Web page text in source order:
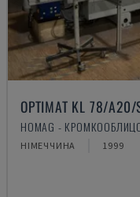
OPTIMAT KL 78/A20/
HOMAG -
НІМЕЧЧИНА 1999